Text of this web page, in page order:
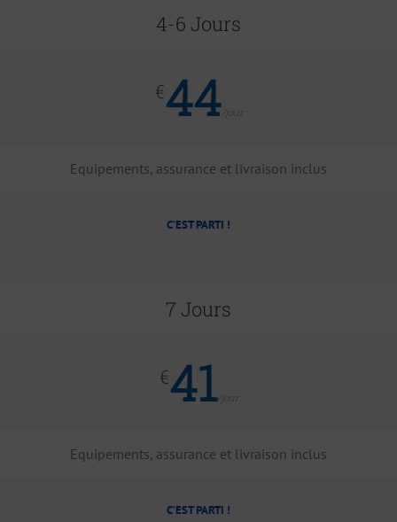
4-6 Jours
€44/jour
Equipements, assurance et livraison inclus
C’EST PARTI !
7 Jours
€41/jour
Equipements, assurance et livraison inclus
C’EST PARTI !